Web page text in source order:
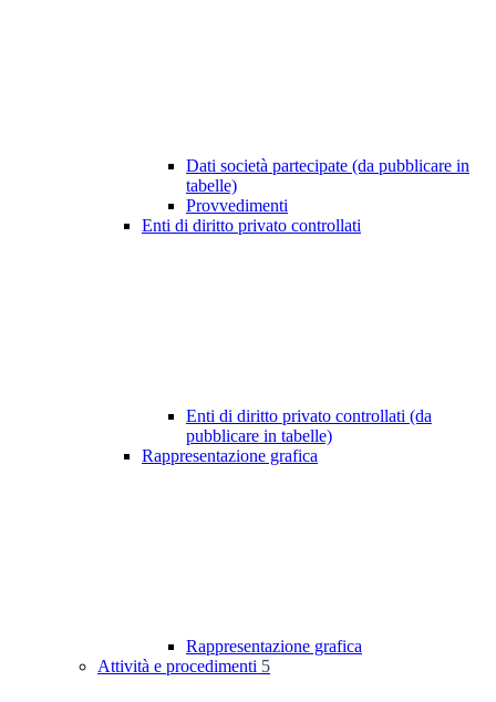
Dati società partecipate (da pubblicare in
tabelle)
Provvedimenti
Enti di diritto privato controllati
Enti di diritto privato controllati (da
pubblicare in tabelle)
Rappresentazione grafica
Rappresentazione grafica
Attività e procedimenti 5